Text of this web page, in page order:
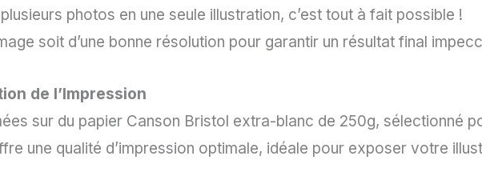
photos en une seule illustration, c’est tout à fait possible !
soit d’une bonne résolution pour garantir un résultat final
de l’Impression
sur du papier Canson Bristol extra-blanc de 250g, sélectionné
une qualité d’impression optimale, idéale pour exposer votre